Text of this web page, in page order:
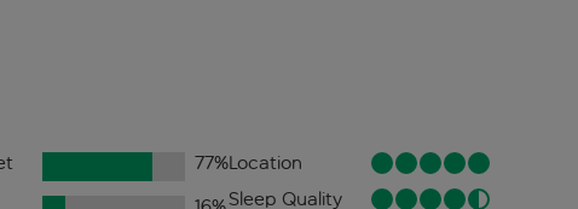
77%Location
Sleep Quality